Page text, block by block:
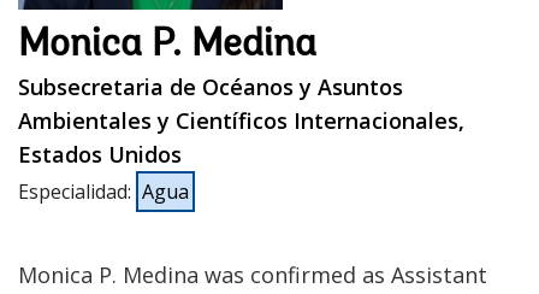
Monica P. Medina
Subsecretaria de Océanos y Asuntos
Ambientales y Científicos Internacionales,
Estados Unidos
Especialidad: Agua
Monica P. Medina was confirmed as Assistant